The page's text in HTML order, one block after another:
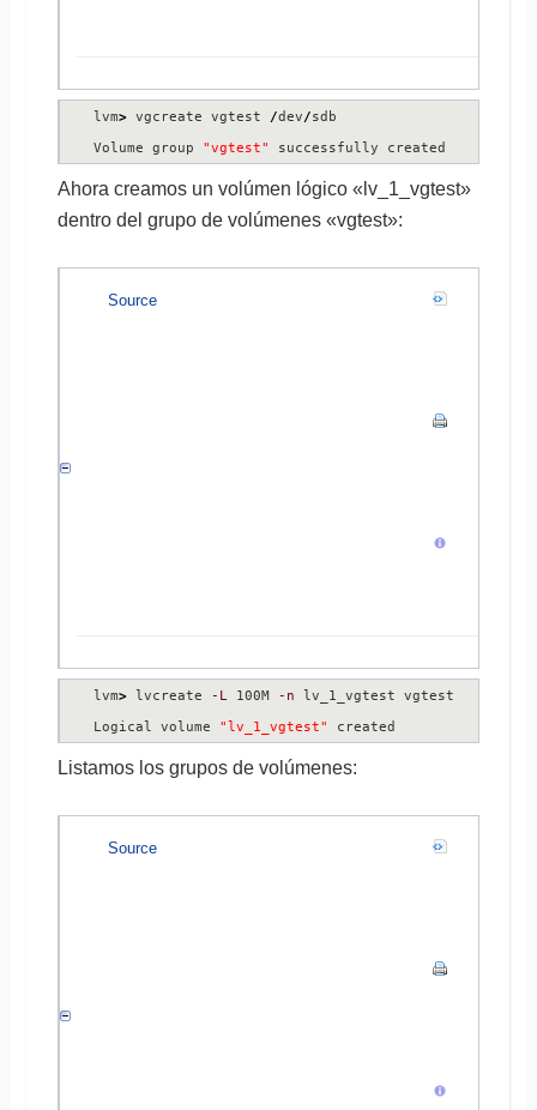
lvm> vgcreate vgtest /dev/sdb
Volume group "vgtest" successfully created
Ahora creamos un volúmen lógico «lv_1_vgtest»
dentro del grupo de volúmenes «vgtest»:
Source
lvm> lvcreate -L 100M -n lv_1_vgtest vgtest
Logical volume "lv_1_vgtest" created
Listamos los grupos de volúmenes:
Source